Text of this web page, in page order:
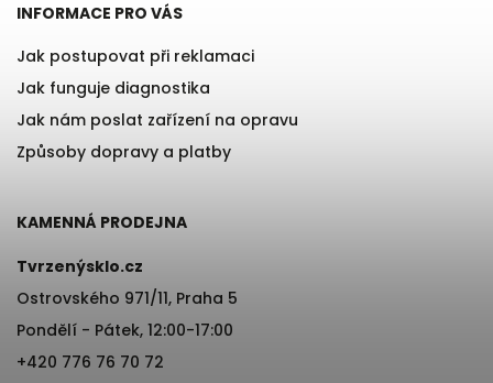
INFORMACE PRO VÁS
Jak postupovat při reklamaci
Jak funguje diagnostika
Jak nám poslat zařízení na opravu
Způsoby dopravy a platby
KAMENNÁ PRODEJNA
Tvrzenýsklo.cz
Ostrovského 971/11, Praha 5
Pondělí - Pátek, 12:00-17:00
+420 776 76 70 72